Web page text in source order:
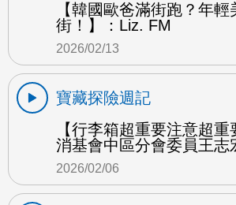
【韓國歐爸滿街跑？年
街！】：Liz. FM
2026/02/13
寶藏探險週記
【行李箱超重要注意超重
消基會中區分會委員王志
2026/02/06